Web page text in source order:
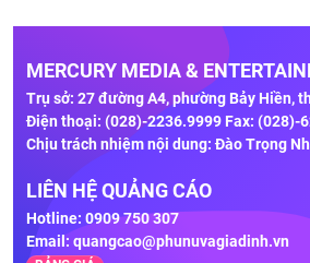
MERCURY MEDIA &
Trụ sở: 27 đường A4, phường Bảy Hiền,
Điện thoại: (028)-2236.9999 Fax: (028)-
Chịu trách nhiệm nội dung: Đào Trọng
LIÊN HỆ QUẢNG CÁO
Hotline: 0909 750 307
Email: quangcao@phunuvagiadinh.vn